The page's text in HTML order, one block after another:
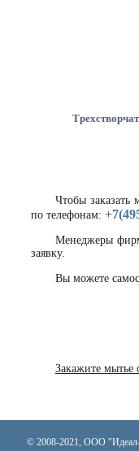
Чтобы
по телефонам:
Менеджеры
заявку.
Вы можете
Закажите мытье
© 2008-2021, ООО "Идеал-